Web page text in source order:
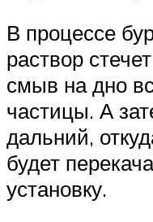
В процессе
раствор
смыв на дно
частицы. А
дальний,
будет
установку.